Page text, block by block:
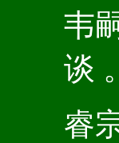
韦
谈
睿